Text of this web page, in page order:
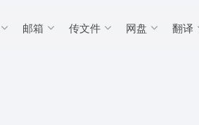
邮箱 传文件 网盘 翻译